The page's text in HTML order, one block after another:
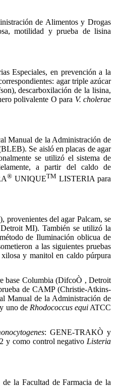
de Alimentos y Drogas
motilidad y prueba de lisina
Especiales, en prevención a la
agar triple azúcar
descarboxilación de la lisina,
polivalente O para V. cholerae
Manual de la Administración de
Se aisló en placas de agar
se utilizó el sistema de
a partir del caldo de
® UNIQUETM LISTERIA para
provenientes del agar Palcam, se
MI). También se utilizó la
de Iluminación oblicua de
a las siguientes pruebas
y manitol en caldo púrpura
base Columbia (DifcoÒ , Detroit
de CAMP (Christie-Atkins-
Manual de la Administración de
uno de Rhodococcus equiATCC
: GENE-TRAKÒ y
y como control negativo Listeria
la Facultad de Farmacia de la